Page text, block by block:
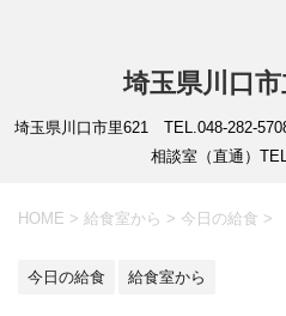
埼玉県川口
埼玉県川口市里621 TEL.048-282-
相談室（直通）
HOME > 給食室から > 今日の給食 >
今日の給食 給食室から